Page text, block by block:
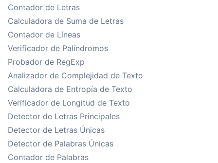
Contador de Letras
Calculadora de Suma de Letras
Contador de Líneas
Verificador de Palíndromos
Probador de RegExp
Analizador de Complejidad de Texto
Calculadora de Entropía de Texto
Verificador de Longitud de Texto
Detector de Letras Principales
Detector de Letras Únicas
Detector de Palabras Únicas
Contador de Palabras